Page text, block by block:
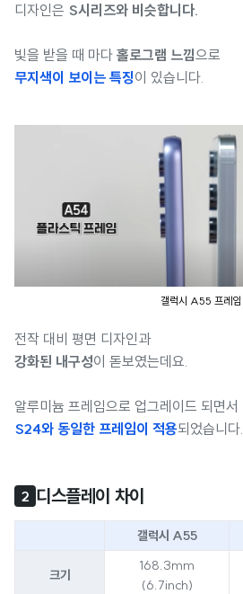
디자인은 S시리즈와 비슷합니다.
빛을 받을 때 마다 홀로그램 느낌으로
무지색이 보이는 특징이 있습니다.
갤럭시 A55 프레임
전작 대비 평면 디자인과
강화된 내구성이 돋보였는데요.
알루미늄 프레임으로 업그레이드 되면서
S24와 동일한 프레임이 적용되었습니다.
2 디스플레이 차이
갤럭시 A55
크기
168.3mm
(6.7inch)